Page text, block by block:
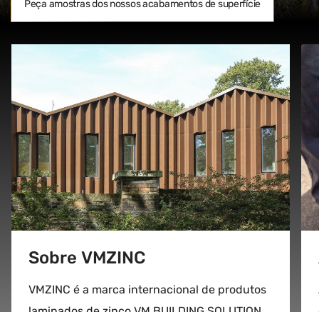
Peça amostras dos nossos acabamentos de superfície
Sobre VMZINC
VMZINC é a marca internacional de produtos